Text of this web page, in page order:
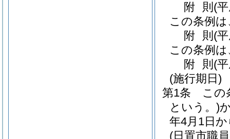
附 則 (
この条例
附 則 (
この条例
附 則 (
(施行期日)
第1条
この
という。)
年4月1日
(日置市職